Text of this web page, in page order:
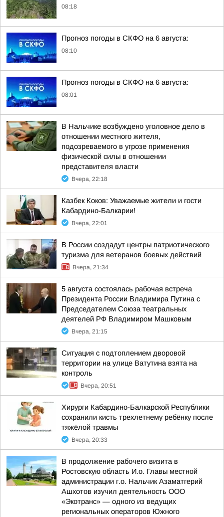
08:18
Прогноз погоды в СКФО на 6 августа:
08:10
Прогноз погоды в СКФО на 6 августа:
08:01
В Нальчике возбуждено уголовное дело в
отношении местного жителя,
подозреваемого в угрозе применения
физической силы в отношении
представителя власти
Вчера, 22:18
Казбек Коков: Уважаемые жители и гости
Кабардино-Балкарии!
Вчера, 22:01
В России создадут центры патриотического
туризма для ветеранов боевых действий
Вчера, 21:34
5 августа состоялась рабочая встреча
Президента России Владимира Путина с
Председателем Союза театральных
деятелей РФ Владимиром Машковым
Вчера, 21:15
Ситуация с подтоплением дворовой
территории на улице Ватутина взята на
контроль
Вчера, 20:51
Хирурги Кабардино-Балкарской Республики
сохранили кисть трехлетнему ребёнку после
тяжёлой травмы
Вчера, 20:33
В продолжение рабочего визита в
Ростовскую область И.о. Главы местной
администрации г.о. Нальчик Азаматгерий
Ашхотов изучил деятельность ООО
«Экотранс» — одного из ведущих
региональных операторов Южного